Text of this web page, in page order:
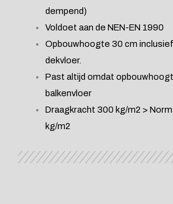
dempend)
Voldoet aan de NEN-EN 1990
Opbouwhoogte 30 cm inclusief
dekvloer.
Past altijd omdat
balkenvloer
Draagkracht 300 kg/m2 >
kg/m2